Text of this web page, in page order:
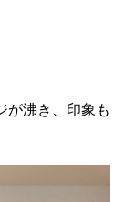
が沸き、印象も